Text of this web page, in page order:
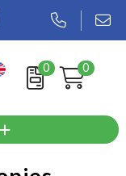
0 0